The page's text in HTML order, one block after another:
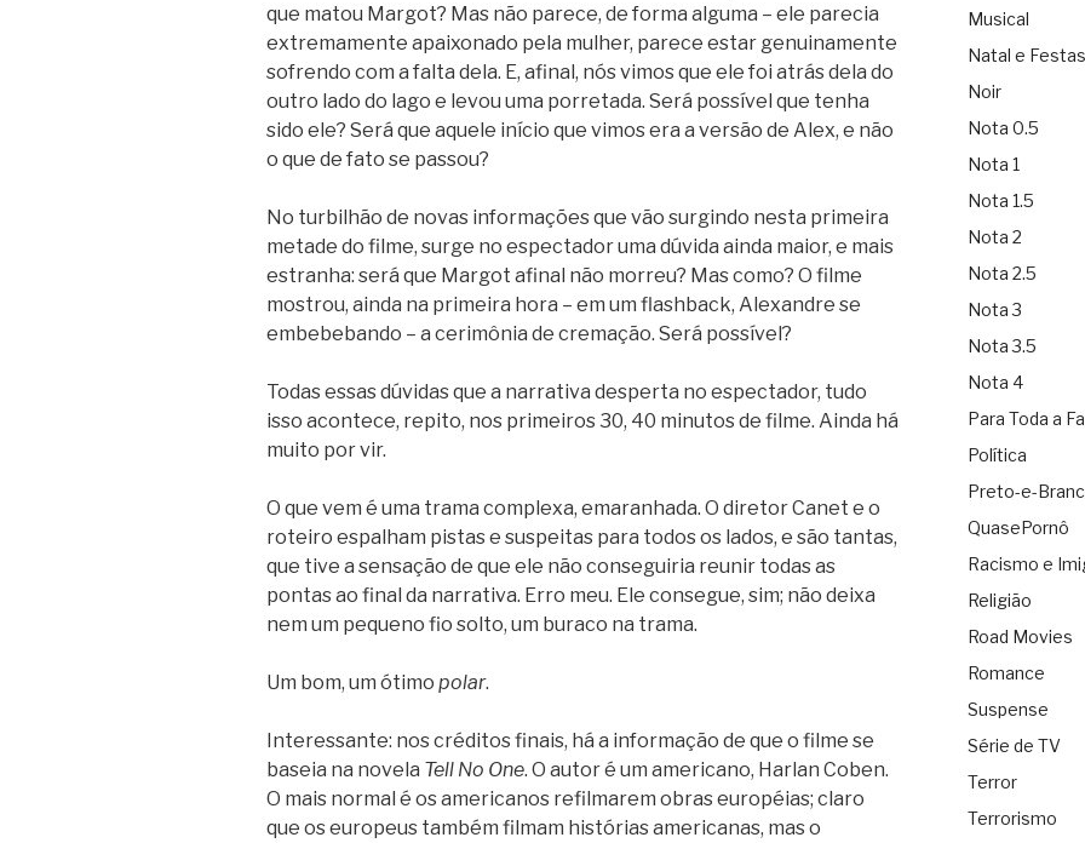
que matou Margot? Mas não parece, de forma alguma – ele parecia
extremamente apaixonado pela mulher, parece estar genuinamente
sofrendo com a falta dela. E, afinal, nós vimos que ele foi atrás dela do
outro lado do lago e levou uma porretada. Será possível que tenha
sido ele? Será que aquele início que vimos era a versão de Alex, e não
o que de fato se passou?
No turbilhão de novas informações que vão surgindo nesta primeira
metade do filme, surge no espectador uma dúvida ainda maior, e mais
estranha: será que Margot afinal não morreu? Mas como? O filme
mostrou, ainda na primeira hora – em um flashback, Alexandre se
embebebando – a cerimônia de cremação. Será possível?
Todas essas dúvidas que a narrativa desperta no espectador, tudo
isso acontece, repito, nos primeiros 30, 40 minutos de filme. Ainda há
muito por vir.
O que vem é uma trama complexa, emaranhada. O diretor Canet e o
roteiro espalham pistas e suspeitas para todos os lados, e são tantas,
que tive a sensação de que ele não conseguiria reunir todas as
pontas ao final da narrativa. Erro meu. Ele consegue, sim; não deixa
nem um pequeno fio solto, um buraco na trama.
Um bom, um ótimo polar.
Interessante: nos créditos finais, há a informação de que o filme se
baseia na novela Tell No One. O autor é um americano, Harlan Coben.
O mais normal é os americanos refilmarem obras européias; claro
que os europeus também filmam histórias americanas, mas o
Musical
Natal e Festas
Noir
Nota 0.5
Nota 1
Nota 1.5
Nota 2
Nota 2.5
Nota 3
Nota 3.5
Nota 4
Para Toda a
Política
Preto-e-
QuasePornô
Racismo e
Religião
Road Movies
Romance
Suspense
Série de TV
Terror
Terrorismo